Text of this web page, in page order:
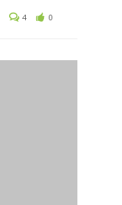
4 0